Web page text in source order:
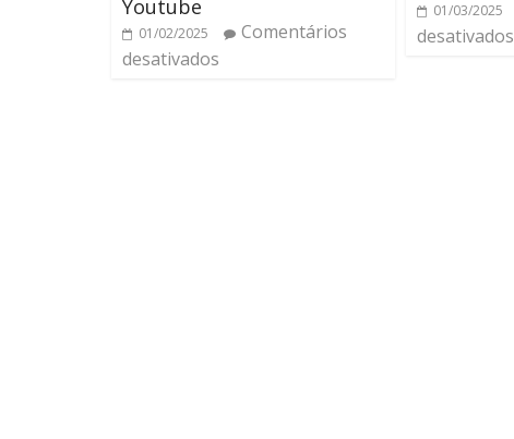
Youtube
01/02/2025
Comentários
desativados
01/03/2025
desativados